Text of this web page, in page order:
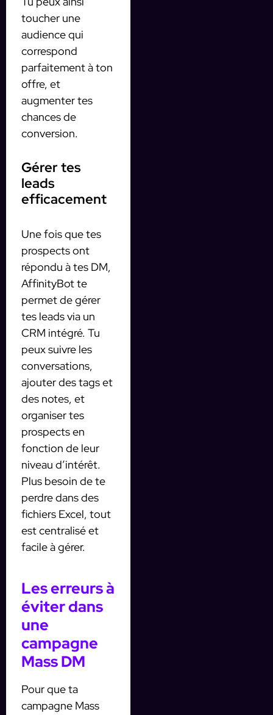
toucher une
audience qui
correspond
parfaitement à ton
offre, et
augmenter tes
chances de
conversion.
Gérer tes
leads
efficacement
Une fois que tes
prospects ont
répondu à tes DM,
AffinityBot te
permet de gérer
tes leads via un
CRM intégré. Tu
peux suivre les
conversations,
ajouter des tags et
des notes, et
organiser tes
prospects en
fonction de leur
niveau d’intérêt.
Plus besoin de te
perdre dans des
fichiers Excel, tout
est centralisé et
facile à gérer.
Les erreurs à
éviter dans
une
campagne
Mass DM
Pour que ta
campagne Mass